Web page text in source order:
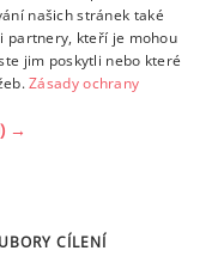
4.70 g
ÚDAJŮ
našich stránek také
partnery, kteří je mohou
jim poskytli nebo které
Zásady ochrany
→
CÍLENÍ